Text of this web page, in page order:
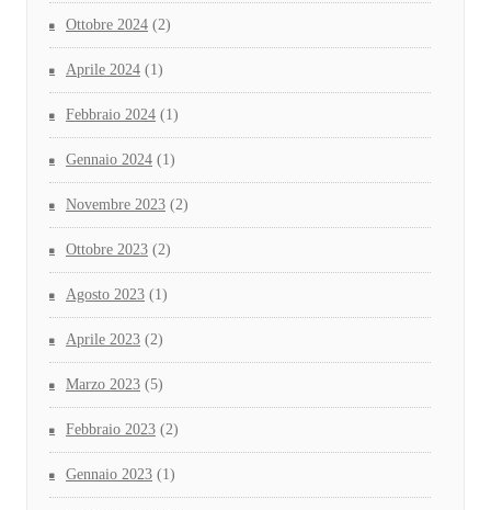
Ottobre 2024 (2)
Aprile 2024 (1)
Febbraio 2024 (1)
Gennaio 2024 (1)
Novembre 2023 (2)
Ottobre 2023 (2)
Agosto 2023 (1)
Aprile 2023 (2)
Marzo 2023 (5)
Febbraio 2023 (2)
Gennaio 2023 (1)